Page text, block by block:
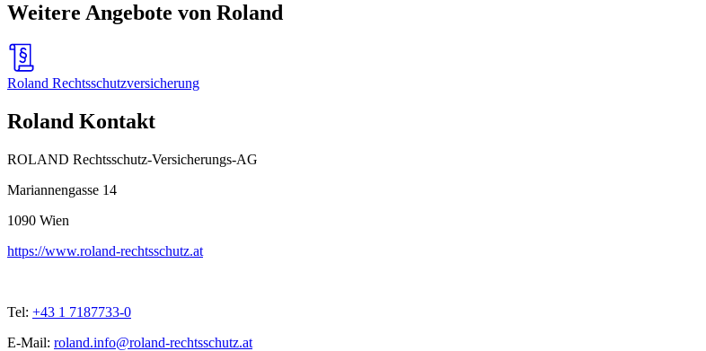
Weitere Angebote von Roland
Roland Rechtsschutzversicherung
Roland Kontakt
ROLAND Rechtsschutz-Versicherungs-AG
Mariannengasse 14
1090 Wien
https://www.roland-rechtsschutz.at
Tel: +43 1 7187733-0
E-Mail: roland.info@roland-rechtsschutz.at